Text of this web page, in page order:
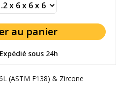
Expédié sous 24h
(ASTM F138) & Zircone